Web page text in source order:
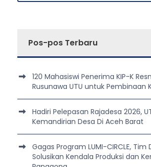
Pos-pos Terbaru
120 Mahasiswi Penerima KIP-K
Rusunawa UTU untuk Pembinaan
Hadiri Pelepasan Rajadesa 2026,
Kemandirian Desa Di Aceh Barat
Gagas Program LUMI-CIRCLE, Tim
Solusikan Kendala Produksi dan